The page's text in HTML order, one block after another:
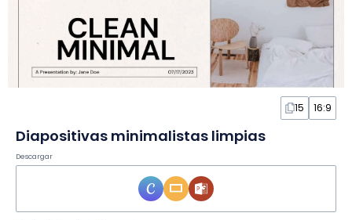
15 16:9
Diapositivas minimalistas limpias
Descargar